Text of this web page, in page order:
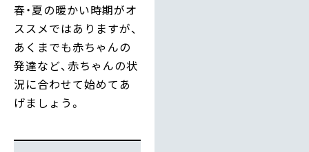
春・夏の暖かい時期がオ
ススメではありますが、
あくまでも赤ちゃんの
発達など、赤ちゃんの状
況に合わせて始めてあ
げましょう。